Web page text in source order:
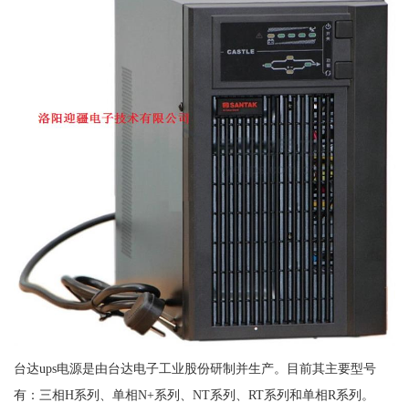
台达ups电源是由台达电子工业股份研制并生产。目前其主要型号
有：三相H系列、单相N+系列、NT系列、RT系列和单相R系列。